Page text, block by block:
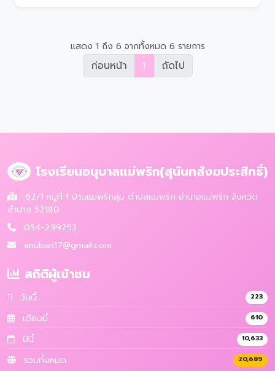
แสดง 1 ถึง 6 จากทั้งหมด 6 รายการ
ก่อนหน้า 1 ถัดไป
โรงเรียนอนุบาลแม่พริก(สุนันทสังฆประสิทธิ์)
62/1 หมู่ที่ 1 บ้านแม่พริกลุ่ม ตำบลแม่พริก อำเภอแม่พริก จังหวัด
ลำปาง 52180
054-299252
anuban17@gmail.com
สถิติผู้เข้าชม
วันนี้: 223
เดือนนี้: 610
ปีนี้: 10,633
รวมทั้งหมด: 20,689